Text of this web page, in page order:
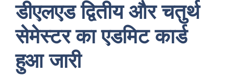
डीएलएड द्वितीय और चतुर्थ
सेमेस्टर का एडमिट कार्ड
हुआ जारी